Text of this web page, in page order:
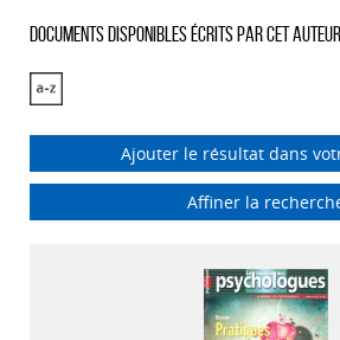
Documents disponibles écrits par cet
Ajouter le résultat dans
Affiner la